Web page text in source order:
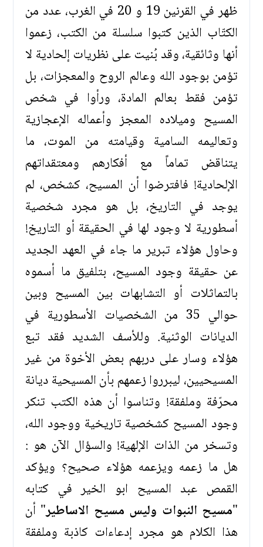
ظهر في القرنين 19 و 20 في الغرب، عدد من
الكتّاب الذين كتبوا سلسلة من الكتب، زعموا
أنها وثائقية، وقد بُنيت على نظريات إلحادية لا
تؤمن بوجود الله وعالم الروح والمعجزات، بل
تؤمن فقط بعالم المادة، ورأوا في شخص
المسيح وميلاده المعجز وأعماله الإعجازية
وتعاليمه السامية وقيامته من الموت، ما
يتناقض تماماً مع أفكارهم ومعتقداتهم
الإلحادية! فافترضوا أن المسيح، كشخص، لم
يوجد في التاريخ، بل هو مجرد شخصية
أسطورية لا وجود لها في الحقيقة أو التاريخ!
وحاول هؤلاء تبرير ما جاء في العهد الجديد
عن حقيقة وجود المسيح، بتلفيق ما أسموه
بالتماثلات أو التشابهات بين المسيح وبين
حوالي 35 من الشخصيات الأسطورية في
الديانات الوثنية. وللأسف الشديد فقد تبع
هؤلاء وسار على دربهم بعض الأخوة من غير
المسيحيين، ليبرروا زعمهم بأن المسيحية ديانة
محرّفة وملفقة! وتناسوا أن هذه الكتب تنكر
وجود المسيح كشخصية تاريخية ووجود الله،
وتسخر من الذات الإلهية! والسؤال الآن هو :
هل ما زعمه ويزعمه هؤلاء صحيح؟ ويؤكد
القمص عبد المسيح ابو الخير في كتابه
"مسيح النبوات وليس مسيح الاساطير" أن
هذا الكلام هو مجرد إدعاءات كاذبة وملفقة